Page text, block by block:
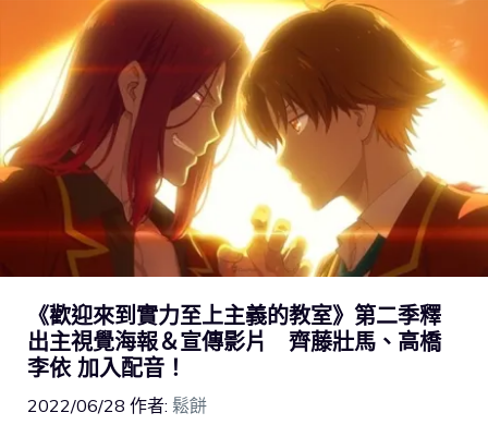
《歡迎來到實力至上主義的教室》第二季釋
出主視覺海報＆宣傳影片 齊藤壯馬、高橋
李依 加入配音！
2022/06/28 作者: 鬆餅